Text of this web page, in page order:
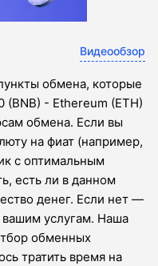
Видеообзор
обмена, которые
(BNB) - Ethereum (ETH)
обмена. Если вы
на фиат (например,
с оптимальным
есть ли в данном
денег. Если нет —
вашим услугам. Наша
обменных
тратить время на